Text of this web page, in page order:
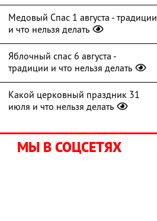
Медовый Спас 1 августа - традиции
и что нельзя делать
Яблочный спас 6 августа -
традиции и что нельзя делать
Какой церковный праздник 31
июля и что нельзя делать
МЫ В СОЦСЕТЯХ